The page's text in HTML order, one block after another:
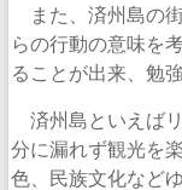
また、済州島の
らの行動の意味を
ることが出来、勉
済州島といえば
分に漏れず観光を
色、民族文化など